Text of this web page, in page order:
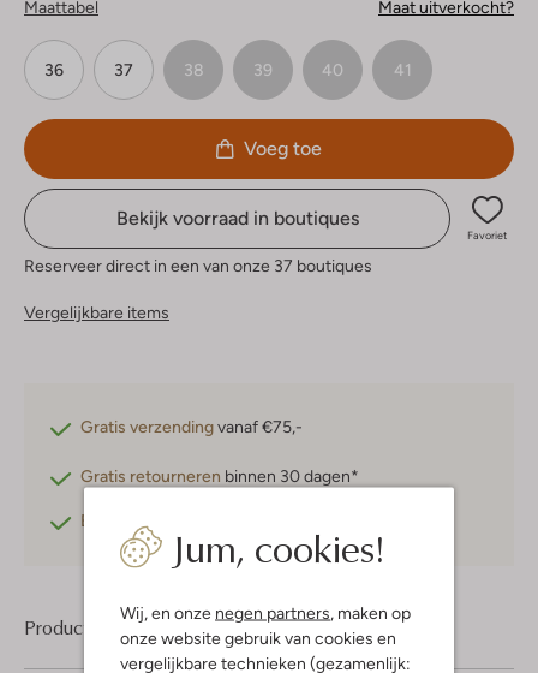
Jum, cookies!
Wij, en onze negen partners , maken op
onze website gebruik van cookies en
vergelijkbare technieken (gezamenlijk:
Maattabel Maat uitverkocht?
36 37 38 39 40 41
Voeg toe
Bekijk voorraad in boutiques
Favoriet
Reserveer direct in een van onze 37 boutiques
Vergelijkbare items
Gratis verzendingvanaf €75,-
Gratis retourneren binnen 30 dagen*
Betaal achteraf
Product informatie